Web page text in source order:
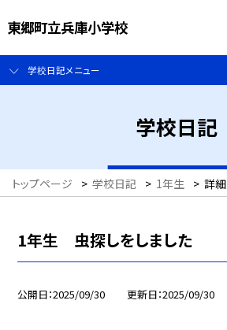
東郷町立兵庫小学校
学校日記メニュー
学校日記
トップページ > 学校日記 > 1年生 > 詳細
1年生 虫探しをしました
公開日 2025/09/30 更新日 2025/09/30